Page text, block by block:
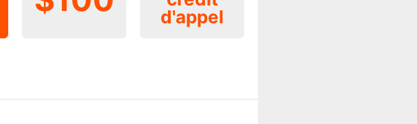
d'appel